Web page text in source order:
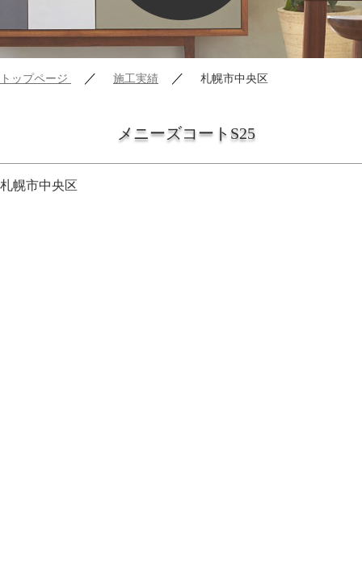
トップページ ／ 施工実績 ／ 札幌市中央区
メニーズコートS25
札幌市中央区